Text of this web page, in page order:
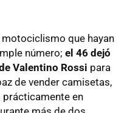
que hayan
número; el 46 dejó
Valentino Rossi para
de vender camisetas,
en